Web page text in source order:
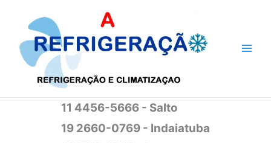
conteúdo
11 4456-5666 - Salto
19 2660-0769 - Indaiatuba